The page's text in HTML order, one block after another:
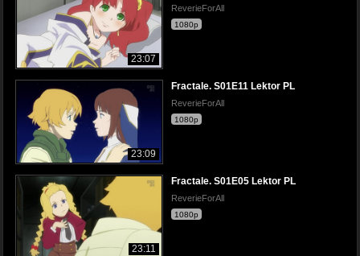
23:07
ReverieForAll
1080p
23:09
Fractale. S01E11 Lektor PL
ReverieForAll
1080p
23:11
Fractale. S01E05 Lektor PL
ReverieForAll
1080p